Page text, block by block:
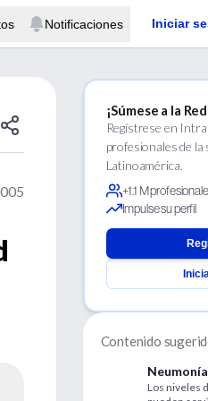
Notificaciones Iniciar
¡Súmese a la
Regístrese en
profesionales de la
Latinoamérica.
+1.1 M
Impulse su perfil
Contenido
Los niveles